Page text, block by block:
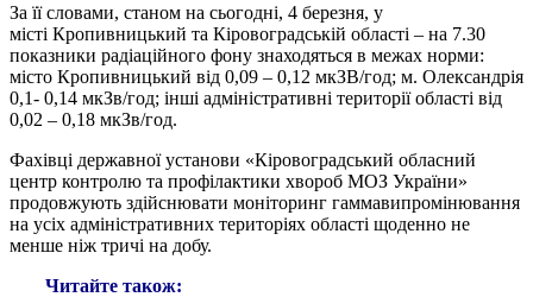
За її словами, станом на сьогодні, 4 березня, у
місті Кропивницький та Кіровоградській області – на 7.30
показники радіаційного фону знаходяться в межах норми:
місто Кропивницький від 0,09 – 0,12 мкЗВ/год; м. Олександрія
0,1- 0,14 мкЗв/год; інші адміністративні території області від
0,02 – 0,18 мкЗв/год.
Фахівці державної установи «Кіровоградський обласний
центр контролю та профілактики хвороб МОЗ України»
продовжують здійснювати моніторинг гаммавипромінювання
на усіх адміністративних територіях області щоденно не
менше ніж тричі на добу.
Читайте також: